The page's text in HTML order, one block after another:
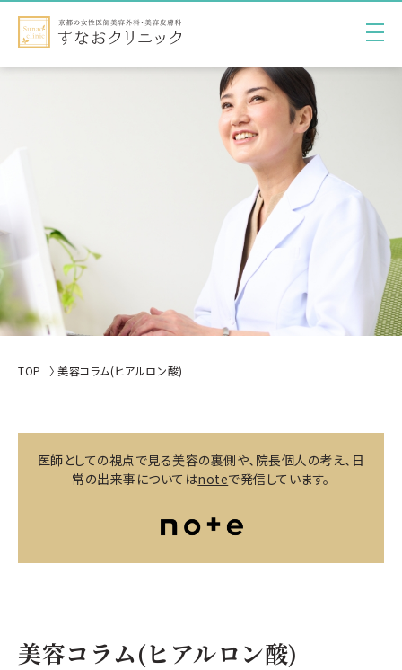
TOP 美容コラム(ヒアルロン酸)
医師としての視点で見る美容の裏側や、院長個人の考え、日
常の出来事についてはnoteで発信しています。
美容コラム(ヒアルロン酸)